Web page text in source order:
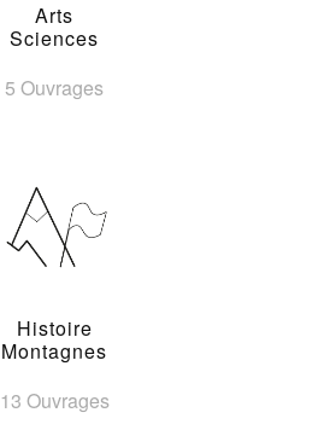
Arts
Sciences
5 Ouvrages
Histoire
Montagnes
13 Ouvrages